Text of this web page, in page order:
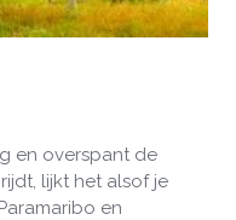
en overspant de
lijkt het alsof je
en